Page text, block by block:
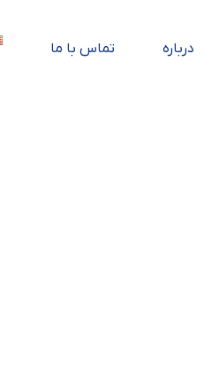
درباره تماس با ما